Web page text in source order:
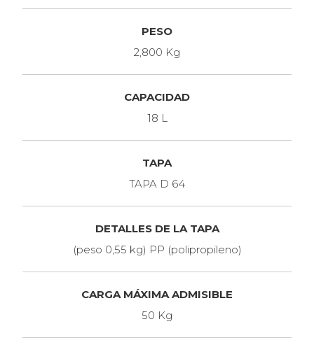
PESO
2,800 Kg
CAPACIDAD
18 L
TAPA
TAPA D 64
DETALLES DE LA TAPA
(peso 0,55 kg) PP (polipropileno)
CARGA MÁXIMA ADMISIBLE
50 Kg